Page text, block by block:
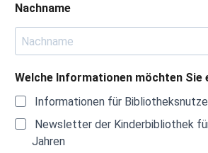
Nachname
Welche Informationen möchten Sie
Informationen für
Newsletter der Kinderbibliothek
Jahren